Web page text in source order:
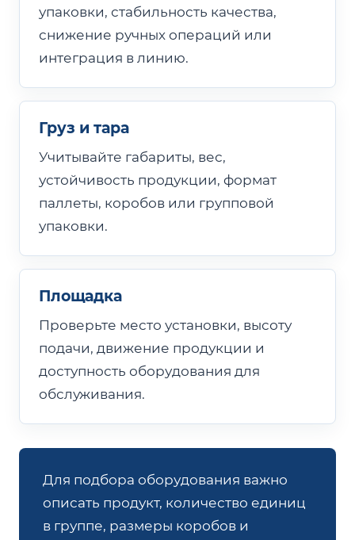
упаковки, стабильность качества,
снижение ручных операций или
интеграция в линию.
Груз и тара
Учитывайте габариты, вес,
устойчивость продукции, формат
паллеты, коробов или групповой
упаковки.
Площадка
Проверьте место установки, высоту
подачи, движение продукции и
доступность оборудования для
обслуживания.
Для подбора оборудования важно
описать продукт, количество единиц
в группе, размеры коробов и